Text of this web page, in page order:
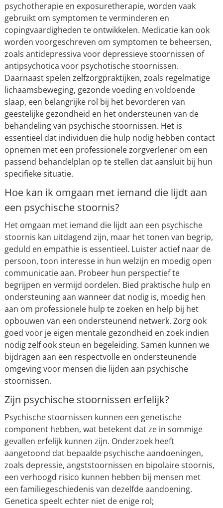
psychotherapie en exposuretherapie, worden vaak
gebruikt om symptomen te verminderen en
copingvaardigheden te ontwikkelen. Medicatie kan ook
worden voorgeschreven om symptomen te beheersen,
zoals antidepressiva voor depressieve stoornissen of
antipsychotica voor psychotische stoornissen.
Daarnaast spelen zelfzorgpraktijken, zoals regelmatige
lichaamsbeweging, gezonde voeding en voldoende
slaap, een belangrijke rol bij het bevorderen van
geestelijke gezondheid en het ondersteunen van de
behandeling van psychische stoornissen. Het is
essentieel dat individuen die hulp nodig hebben contact
opnemen met een professionele zorgverlener om een
passend behandelplan op te stellen dat aansluit bij hun
specifieke situatie.
Hoe kan ik omgaan met iemand die lijdt aan
een psychische stoornis?
Het omgaan met iemand die lijdt aan een psychische
stoornis kan uitdagend zijn, maar het tonen van begrip,
geduld en empathie is essentieel. Luister actief naar de
persoon, toon interesse in hun welzijn en moedig open
communicatie aan. Probeer hun perspectief te
begrijpen en vermijd oordelen. Bied praktische hulp en
ondersteuning aan wanneer dat nodig is, moedig hen
aan om professionele hulp te zoeken en help bij het
opbouwen van een ondersteunend netwerk. Zorg ook
goed voor je eigen mentale gezondheid en zoek indien
nodig zelf ook steun en begeleiding. Samen kunnen we
bijdragen aan een respectvolle en ondersteunende
omgeving voor mensen die lijden aan psychische
stoornissen.
Zijn psychische stoornissen erfelijk?
Psychische stoornissen kunnen een genetische
component hebben, wat betekent dat ze in sommige
gevallen erfelijk kunnen zijn. Onderzoek heeft
aangetoond dat bepaalde psychische aandoeningen,
zoals depressie, angststoornissen en bipolaire stoornis,
een verhoogd risico kunnen hebben bij mensen met
een familiegeschiedenis van dezelfde aandoening.
Genetica speelt echter niet de enige rol;